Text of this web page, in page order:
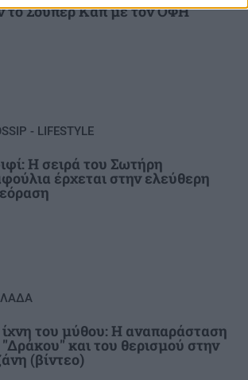
τον Αντώνη Σρόιτερ 15
στα Ανώγεια: Μια
πεζοπορία γεμάτη θάλασσα,
μαγικό ηλιοβασίλεμα!
το Σούπερ Καπ με τον ΟΦΗ
- LIFESTYLE
Η σειρά του Σωτήρη
έρχεται στην ελεύθερη
ίχνη του μύθου: Η αναπαράσταση
και του θερισμού στην
(βίντεο)